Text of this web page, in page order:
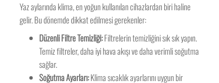
Yaz aylarında klima, en yoğun kullanılan cihazlardan biri haline
gelir. Bu dönemde dikkat edilmesi gerekenler:
Düzenli Filtre Temizliği:Filtrelerin temizliğini sık sık yapın.
Temiz filtreler, daha iyi hava akışı ve daha verimli soğutma
sağlar.
Soğutma Ayarları:Klima sıcaklık ayarlarını uygun bir